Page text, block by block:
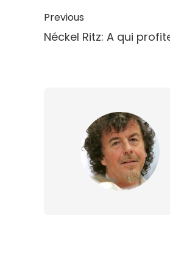
Previous
Néckel Ritz: A qui